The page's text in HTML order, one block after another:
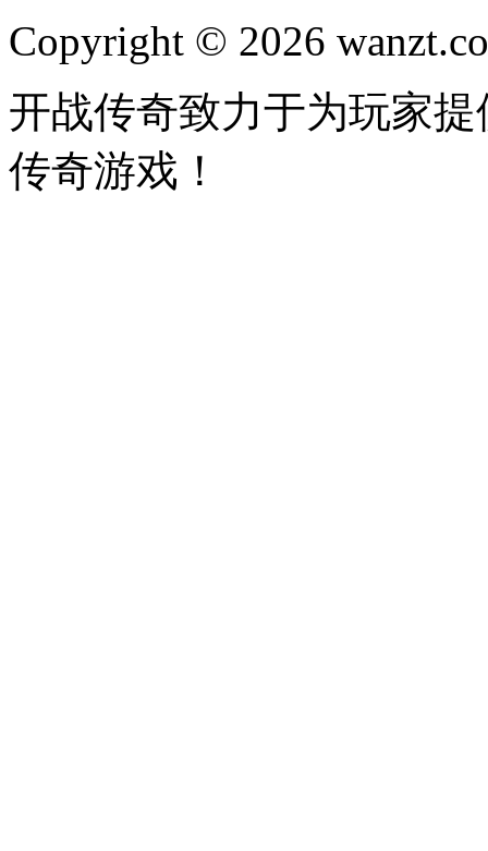
Copyright © 2026
开战传奇致力于为玩家
传奇游戏！